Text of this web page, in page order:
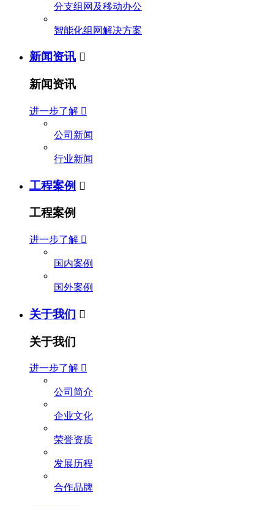
分支组网及移动办公
智能化组网解决方案
新闻资讯 
新闻资讯
进一步了解 
公司新闻
行业新闻
工程案例 
工程案例
进一步了解 
国内案例
国外案例
关于我们 
关于我们
进一步了解 
公司简介
企业文化
荣誉资质
发展历程
合作品牌